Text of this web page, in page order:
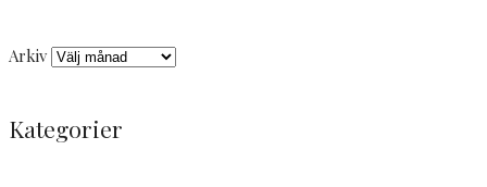
Arkiv
Kategorier